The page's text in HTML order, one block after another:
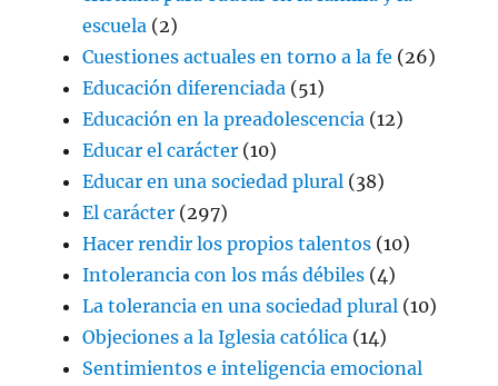
escuela (2)
Cuestiones actuales en torno a la fe (26)
Educación diferenciada (51)
Educación en la preadolescencia (12)
Educar el carácter (10)
Educar en una sociedad plural (38)
El carácter (297)
Hacer rendir los propios talentos (10)
Intolerancia con los más débiles (4)
La tolerancia en una sociedad plural (10)
Objeciones a la Iglesia católica (14)
Sentimientos e inteligencia emocional